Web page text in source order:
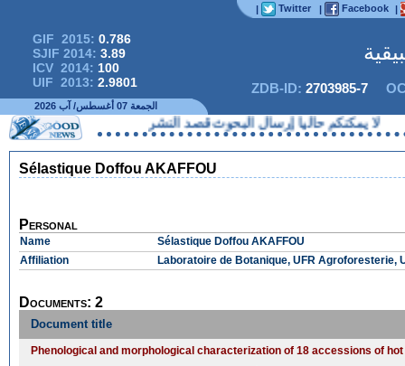
| Twitter | Facebook |
GIF 2015: 0.786
SJIF 2014: 3.89
ICV 2014: 100
UIF 2013: 2.9801 ZDB-ID: 2703985-7
الجمعة 07 أغسطس/ آب 2026
لا يمكنكم حاليا إرسال البحوث قصد النشر
Sélastique Doffou AKAFFOU
Personal
Name
Sélastique Doffou AKAFFOU
Affiliation
Laboratoire de Botanique, UFR Agroforesterie,
Documents: 2
Document title
Phenological and morphological characterization of 18 accessions of